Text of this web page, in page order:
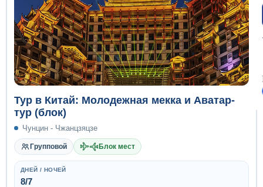
Тур в Китай: Молодежная мекка и Аватар-
тур (блок)
Чунцин - Чжанцзяцзе
Групповой Блок мест
ДНЕЙ / НОЧЕЙ
8/7